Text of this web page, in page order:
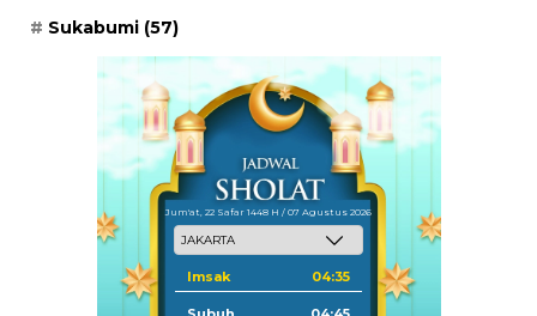
Sukabumi (57)
Jum'at, 22 Safar 1448 H / 07 Agustus 2026
Imsak 04:35